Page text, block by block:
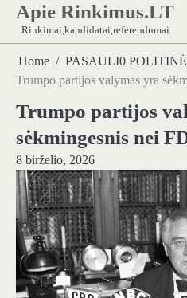
Skip
content
Apie Rinkimus.LT
Rinkimai,kandidatai,referendumai
Home
PASAULI0
Trumpo partijos valymas yra
Trumpo partijos
sėkmingesnis nei
8 birželio, 2026